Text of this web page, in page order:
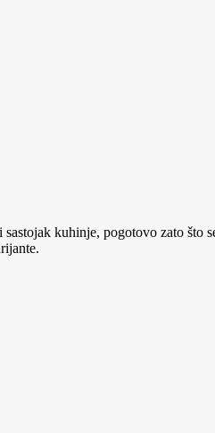
kuhinje, pogotovo zato